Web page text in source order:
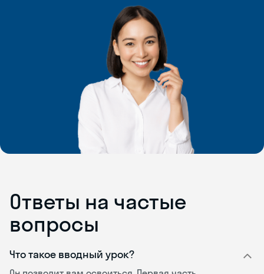
Ответы на частые
вопросы
Что такое вводный урок?